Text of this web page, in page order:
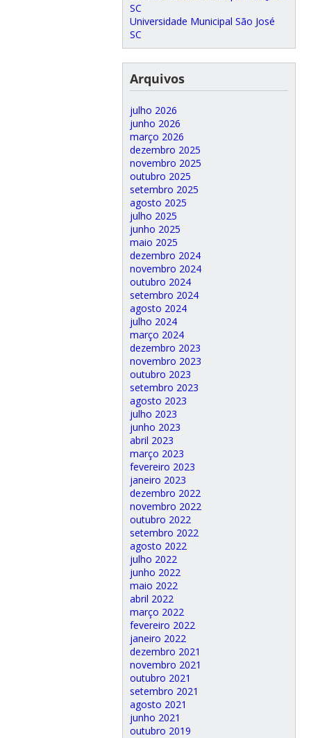
Universidade Municipal São José
SC
Arquivos
julho 2026
junho 2026
março 2026
dezembro 2025
novembro 2025
outubro 2025
setembro 2025
agosto 2025
julho 2025
junho 2025
maio 2025
dezembro 2024
novembro 2024
outubro 2024
setembro 2024
agosto 2024
julho 2024
março 2024
dezembro 2023
novembro 2023
outubro 2023
setembro 2023
agosto 2023
julho 2023
junho 2023
abril 2023
março 2023
fevereiro 2023
janeiro 2023
dezembro 2022
novembro 2022
outubro 2022
setembro 2022
agosto 2022
julho 2022
junho 2022
maio 2022
abril 2022
março 2022
fevereiro 2022
janeiro 2022
dezembro 2021
novembro 2021
outubro 2021
setembro 2021
agosto 2021
junho 2021
outubro 2019